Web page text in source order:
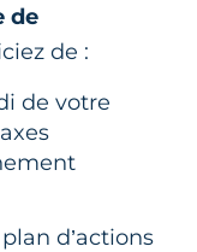
de
de :
de votre
d’actions